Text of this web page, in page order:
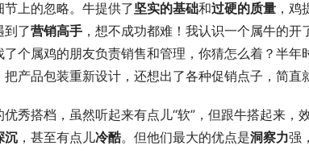
上的忽略。牛提供了坚实的基础和过硬的质量 ，鸡
到了营销高手 ，想不成功都难！我认识一个属牛的
了个属鸡的朋友负责销售和管理，你猜怎么着？半
产品包装重新设计，还想出了各种促销点子，简直
秀搭档，虽然听起来有点儿“软”，但跟牛搭起来，
沉 ，甚至有点儿冷酷。但他们最大的优点是洞察力强，